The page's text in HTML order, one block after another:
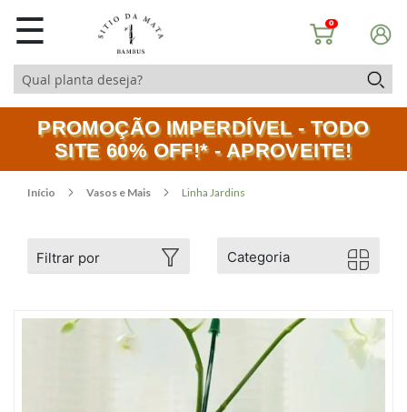
☰ 0
PROMOÇÃO IMPERDÍVEL - TODO
SITE 60% OFF!* - APROVEITE!
Início Vasos e Mais Linha Jardins
Filtrar por Categoria